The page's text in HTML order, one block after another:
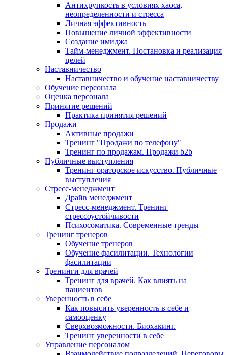
Антихрупкость в условиях хаоса,
неопределенности и стресса
Личная эффективность
Повышение личной эффективности
Создание имиджа
Тайм-менеджмент. Постановка и реализация
целей
Наставничество
Наставничество и обучение наставничеству
Обучение персонала
Оценка персонала
Принятие решений
Практика принятия решений
Продажи
Активные продажи
Тренинг "Продажи по телефону"
Тренинг по продажам. Продажи b2b
Публичные выступления
Тренинг ораторское искусство. Публичные
выступления
Стресс-менеджмент
Драйв менеджмент
Стресс-менеджмент. Тренинг
стрессоустойчивости
Психосоматика. Современные тренды
Тренинг тренеров
Обучение тренеров
Обучение фасилитации. Технологии
фасилитации
Тренинги для врачей
Тренинг для врачей. Как влиять на
пациентов
Уверенность в себе
Как повысить уверенность в себе и
самооценку
Сверхвозможности. Биохакинг.
Тренинг уверенности в себе
Управление персоналом